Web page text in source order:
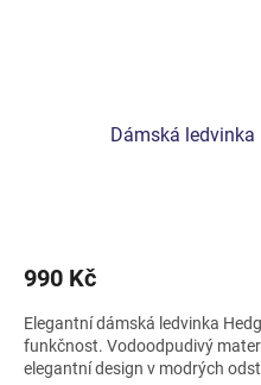
Dámská ledvinka
990 Kč
Elegantní dámská ledvinka
funkčnost. Vodoodpudivý
elegantní design v modrých